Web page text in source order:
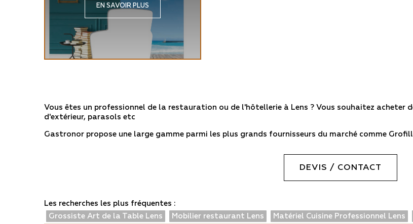
EN SAVOIR PLUS
Vous êtes un professionnel de la restauration ou de l'hôtellerie à Lens ? Vous souhaitez
d'extérieur, parasols etc
Gastronor propose une large gamme parmi les plus grands fournisseurs du marché comme
DEVIS / CONTACT
Les recherches les plus fréquentes :
Grossiste Art de la Table Lens
Mobilier restaurant Lens Matériel Cuisine Professionnel Lens